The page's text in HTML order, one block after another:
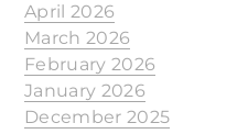
April 2026
March 2026
February 2026
January 2026
December 2025